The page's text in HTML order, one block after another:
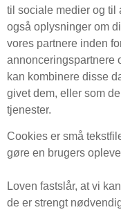
til sociale medier og til
også oplysninger om
vores partnere inden
annonceringspartnere
kan kombinere disse
givet dem, eller som
tjenester.
Cookies er små
gøre en brugers
Loven fastslår, at vi
de er strengt